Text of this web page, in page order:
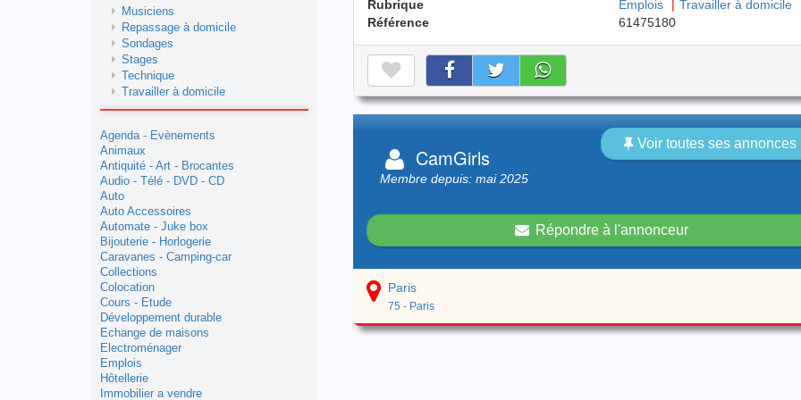
Rubrique Emplois
Travailler à domicile
Référence
61475180
CamGirls
Membre depuis: mai 2025
Voir toutes ses annonces
Répondre à l'annonceur
Paris
75 - Paris
Musiciens
Repassage à domicile
Sondages
Stages
Technique
Travailler à domicile
Agenda - Evènements
Animaux
Antiquité - Art - Brocantes
Audio - Télé - DVD - CD
Auto
Auto Accessoires
Automate - Juke box
Bijouterie - Horlogerie
Caravanes - Camping-car
Collections
Colocation
Cours - Etude
Développement durable
Echange de maisons
Electroménager
Emplois
Hôtellerie
Immobilier a vendre